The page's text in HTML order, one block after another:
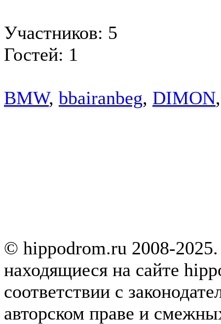
Участников: 5
Гостей: 1
BMW, bbairanbeg, DIMON
© hippodrom.ru 2008-
находящиеся на сайте
соответствии с
авторском праве и